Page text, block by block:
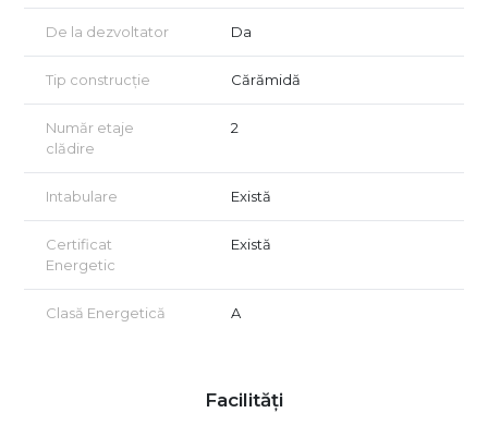
De la dezvoltator Da
Tip construcție Cărămidă
Număr etaje
clădire
2
Intabulare Există
Certificat
Energetic
Există
Clasă Energetică A
Facilități